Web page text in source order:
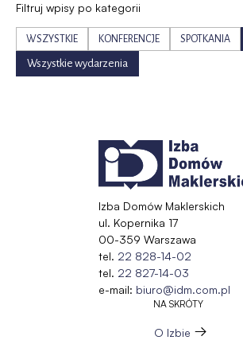
Filtruj wpisy po kategorii
WSZYSTKIE KONFERENCJE SPOTKANIA
Wszystkie wydarzenia
Izba Domów Maklerskich
ul. Kopernika 17
00-359 Warszawa
tel. 22 828-14-02
tel. 22 827-14-03
e-mail: biuro@idm.com.pl
NA SKRÓTY
O Izbie